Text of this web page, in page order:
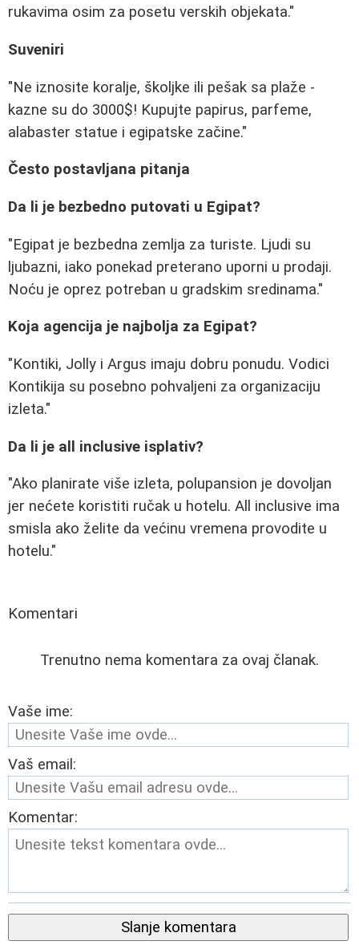
rukavima osim za posetu verskih objekata."
Suveniri
"Ne iznosite koralje, školjke ili pešak sa plaže -
kazne su do 3000$! Kupujte papirus, parfeme,
alabaster statue i egipatske začine."
Često postavljana pitanja
Da li je bezbedno putovati u Egipat?
"Egipat je bezbedna zemlja za turiste. Ljudi su
ljubazni, iako ponekad preterano uporni u prodaji.
Noću je oprez potreban u gradskim sredinama."
Koja agencija je najbolja za Egipat?
"Kontiki, Jolly i Argus imaju dobru ponudu. Vodici
Kontikija su posebno pohvaljeni za organizaciju
izleta."
Da li je all inclusive isplativ?
"Ako planirate više izleta, polupansion je dovoljan
jer nećete koristiti ručak u hotelu. All inclusive ima
smisla ako želite da većinu vremena provodite u
hotelu."
Komentari
Trenutno nema komentara za ovaj članak.
Vaše ime:
Vaš email:
Komentar:
Slanje komentara